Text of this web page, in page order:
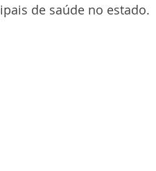
de saúde no estado.